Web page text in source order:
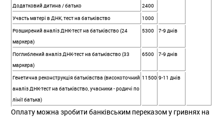
Додатковий дитина / батько
2400
Участь матері в ДНК, тест на батьківство
1000
Розширений аналіз ДНК-тест на батьківство (24
маркера)
5300 7-9 днів
Поглиблений аналіз ДНК-тест на батьківство (33
маркера)
6500 7-9 днів
Генетична реконструкція батьківства (високоточний
аналіз ДНК-тест на батьківство, учасники - родичі по
лінії батька)
11500 9-11 днів
Оплату можна зробити банківським переказом у гривнях на